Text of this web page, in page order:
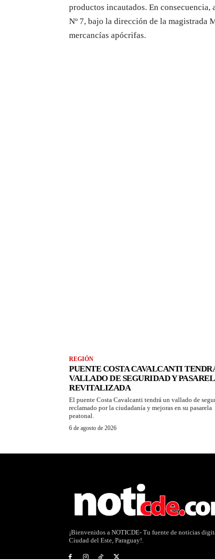
productos incautados. En
Nº 7, bajo la dirección de la magistrada
mercancías apócrifas.
REGIÓN
PUENTE COSTA CAVALCANTI
VALLADO DE SEGURIDAD Y
REVITALIZADA
El puente Costa Cavalcanti tendrá un vallado de
reclamado por la ciudadanía y mejoras en su pasarela
peatonal.
6 de agosto de 2026
¡Bienvenidos a NOTICDE- Tu fuente de noticias
Ciudad del Este, Paraguay!.